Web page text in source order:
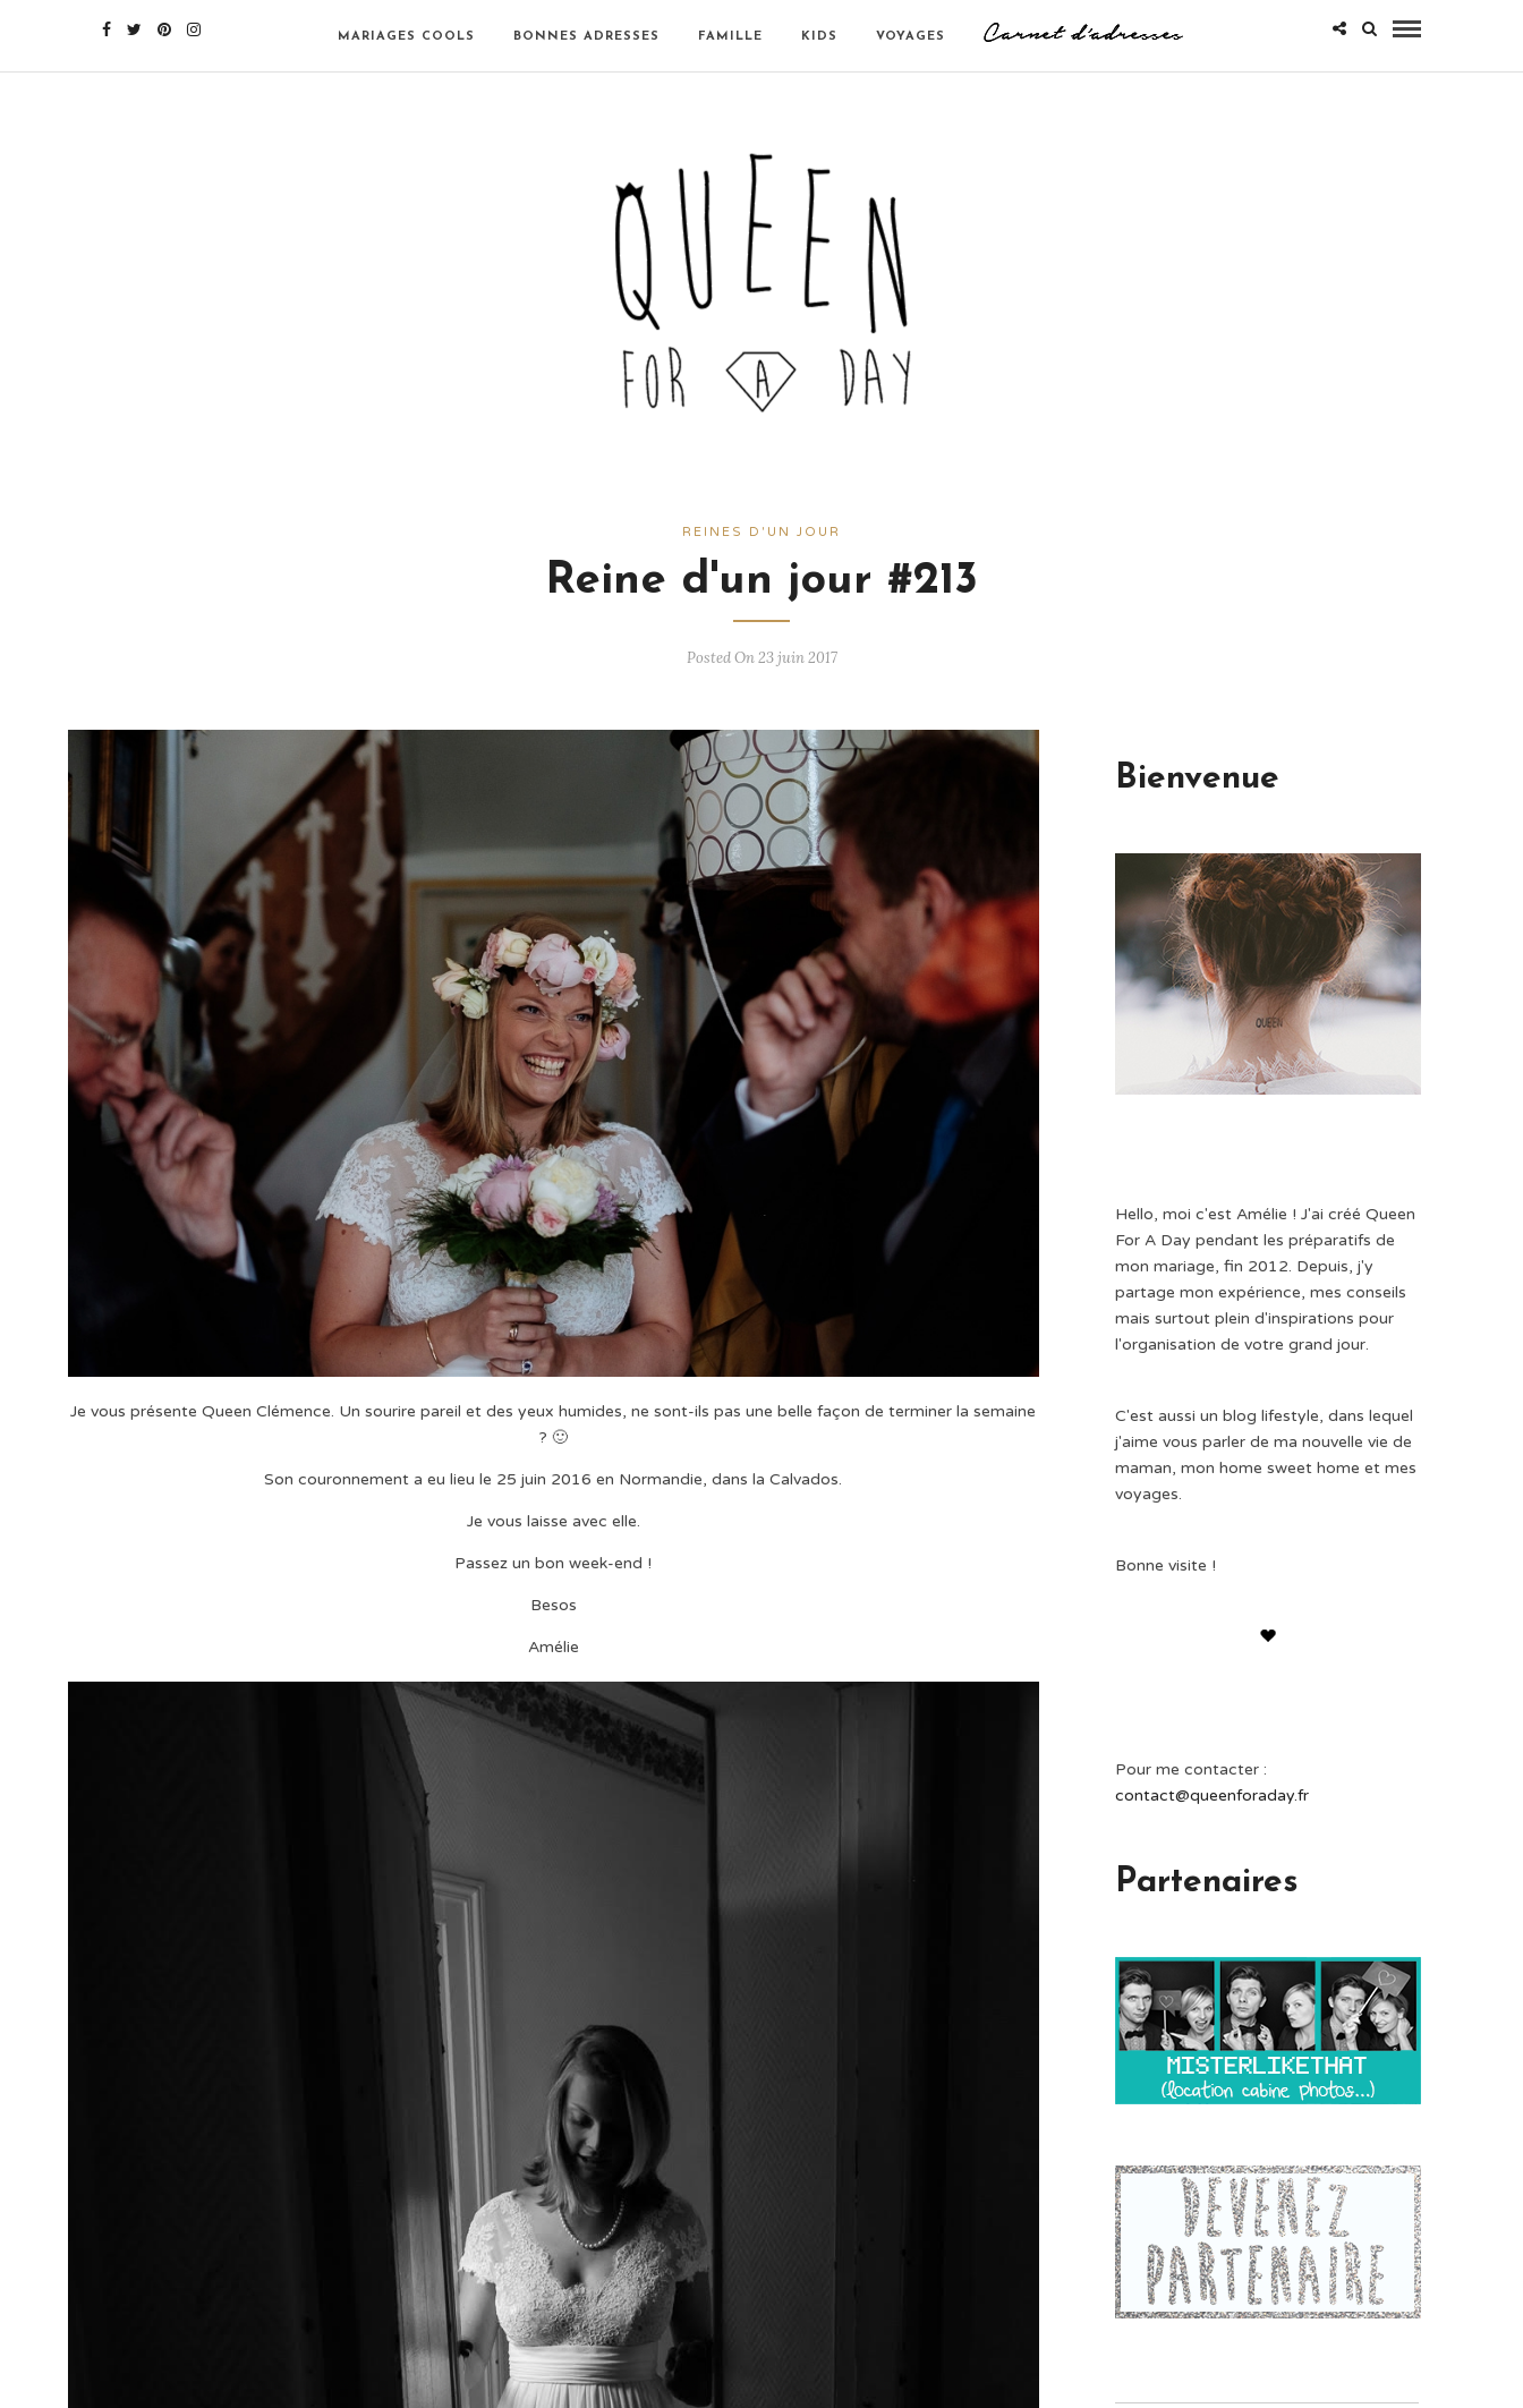
MARIAGES COOLS BONNES ADRESSES FAMILLE KIDS VOYAGES
REINES D'UN JOUR
Reine d'un jour #213
Posted On 23 juin 2017
Je vous présente Queen Clémence. Un sourire pareil et des yeux humides, ne sont-ils pas une belle façon de terminer la semaine
? 🙂
Son couronnement a eu lieu le 25 juin 2016 en Normandie, dans la Calvados.
Je vous laisse avec elle.
Passez un bon week-end !
Besos
Amélie
Bienvenue
Hello, moi c'est Amélie ! J'ai créé Queen
For A Day pendant les préparatifs de
mon mariage, fin 2012. Depuis, j'y
partage mon expérience, mes conseils
mais surtout plein d'inspirations pour
l'organisation de votre grand jour.
C'est aussi un blog lifestyle, dans lequel
j'aime vous parler de ma nouvelle vie de
maman, mon home sweet home et mes
voyages.
Bonne visite !
Pour me contacter :
contact@queenforaday.fr
Partenaires